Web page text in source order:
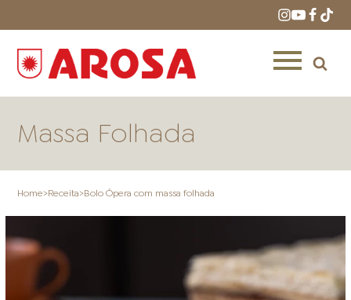
Massa Folhada
Home>Receita>Bolo Ópera com massa folhada